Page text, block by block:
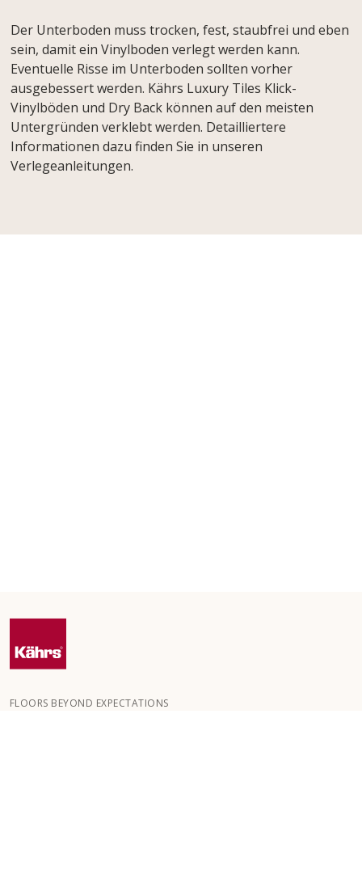
Der Unterboden muss trocken, fest, staubfrei und eben
sein, damit ein Vinylboden verlegt werden kann.
Eventuelle Risse im Unterboden sollten vorher
ausgebessert werden. Kährs Luxury Tiles Klick-
Vinylböden und Dry Back können auf den meisten
Untergründen verklebt werden. Detailliertere
Informationen dazu finden Sie in unseren
Verlegeanleitungen.
FLOORS BEYOND EXPECTATIONS